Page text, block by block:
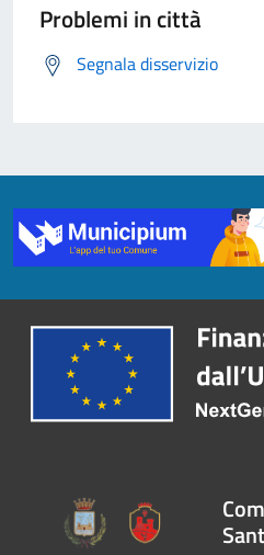
Problemi in città
Segnala disservizio